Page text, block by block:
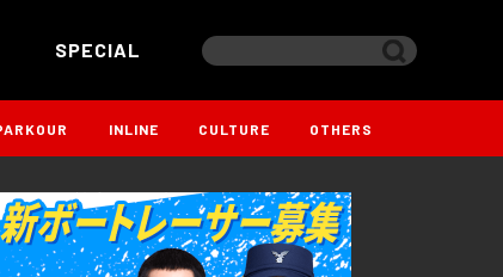
SPECIAL
INLINE CULTURE OTHERS